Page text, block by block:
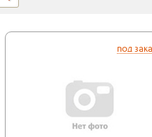
под